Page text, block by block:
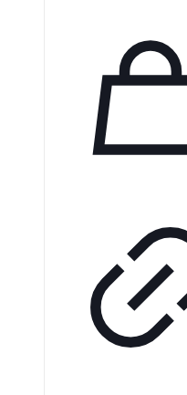
обеспечивая
любых условиях
работе.
радикалы и
обмен,
способствуют